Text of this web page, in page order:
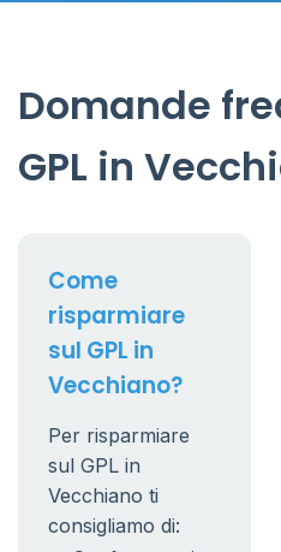
Domande
GPL in
Come
risparmiare
sul GPL in
Vecchiano?
Per risparmiare
sul GPL in
Vecchiano ti
consigliamo di: